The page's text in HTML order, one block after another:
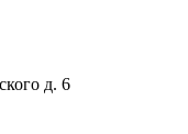
д. 6